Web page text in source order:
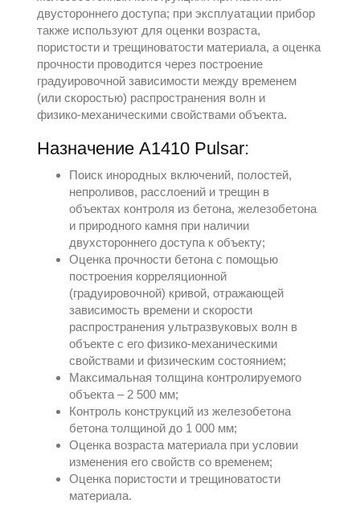
двустороннего доступа; при эксплуатации прибор
также используют для оценки возраста,
пористости и трещиноватости материала, а оценка
прочности проводится через построение
градуировочной зависимости между временем
(или скоростью) распространения волн и
физико‑механическими свойствами объекта.
Назначение A1410 Pulsar:
Поиск инородных включений, полостей,
непроливов, расслоений и трещин в
объектах контроля из бетона, железобетона
и природного камня при наличии
двухстороннего доступа к объекту;
Оценка прочности бетона с помощью
построения корреляционной
(градуировочной) кривой, отражающей
зависимость времени и скорости
распространения ультразвуковых волн в
объекте с его физико-механическими
свойствами и физическим состоянием;
Максимальная толщина контролируемого
объекта – 2 500 мм;
Контроль конструкций из железобетона
бетона толщиной до 1 000 мм;
Оценка возраста материала при условии
изменения его свойств со временем;
Оценка пористости и трещиноватости
материала.